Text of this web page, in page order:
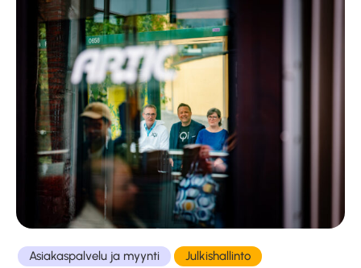
Asiakaspalvelu ja myynti Julkishallinto